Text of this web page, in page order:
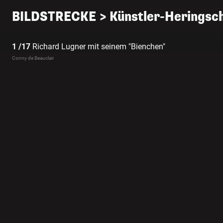
BILDSTRECKE > Künstler-
1 /17 Richard Lugner mit seinem "Bienchen"
Conny de Beauclair